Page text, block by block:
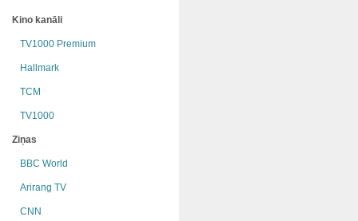
Kino kanāli
TV1000 Premium
Hallmark
TCM
TV1000
Ziņas
BBC World
Arirang TV
CNN